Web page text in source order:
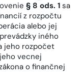
§ 8 ods. 1 sa
z rozpočtu
alebo jej
iného
jeho rozpočet
vecnej
o finančnej